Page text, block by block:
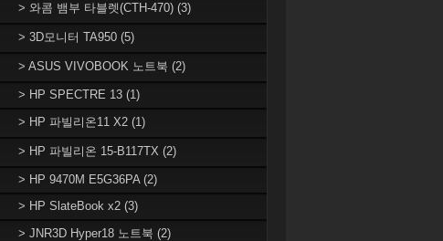
> 와콤 뱀부 타블렛(CTH-470) (3)
> 3D모니터 TA950 (5)
> ASUS VIVOBOOK 노트북 (2)
> HP SPECTRE 13 (1)
> HP 파빌리온11 X2 (1)
> HP 파빌리온 15-B117TX (2)
> HP 9470M E5G36PA (2)
> HP SlateBook x2 (3)
> JNR3D Hyper18 노트북 (2)